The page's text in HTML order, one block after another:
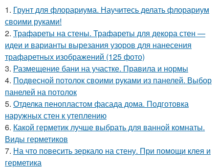
1. Грунт для флорариума. Научитесь делать флорариум
своими руками!
2. Трафареты на стены. Трафареты для декора стен —
идеи и варианты вырезания узоров для нанесения
трафаретных изображений (125 фото)
3. Размещение бани на участке. Правила и нормы
4. Подвесной потолок своими руками из панелей. Выбор
панелей на потолок
5. Отделка пенопластом фасада дома. Подготовка
наружных стен к утеплению
6. Какой герметик лучше выбрать для ванной комнаты.
Виды герметиков
7. На что повесить зеркало на стену. При помощи клея и
герметика